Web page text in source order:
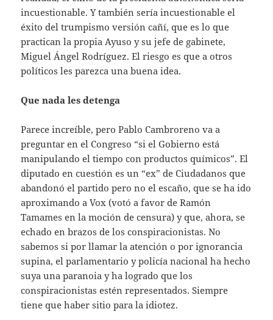
incuestionable. Y también sería incuestionable el
éxito del trumpismo versión cañí, que es lo que
practican la propia Ayuso y su jefe de gabinete,
Miguel Ángel Rodríguez. El riesgo es que a otros
políticos les parezca una buena idea.
Que nada les detenga
Parece increíble, pero Pablo Cambroreno va a
preguntar en el Congreso “si el Gobierno está
manipulando el tiempo con productos químicos”. El
diputado en cuestión es un “ex” de Ciudadanos que
abandonó el partido pero no el escaño, que se ha ido
aproximando a Vox (votó a favor de Ramón
Tamames en la moción de censura) y que, ahora, se
echado en brazos de los conspiracionistas. No
sabemos si por llamar la atención o por ignorancia
supina, el parlamentario y policía nacional ha hecho
suya una paranoia y ha logrado que los
conspiracionistas estén representados. Siempre
tiene que haber sitio para la idiotez.